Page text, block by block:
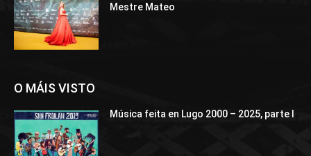
Mestre Mateo
O MÁIS VISTO
Música feita en Lugo 2000 – 2025, parte I